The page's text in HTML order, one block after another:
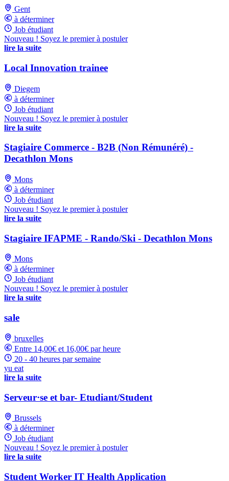
Gent
à déterminer
Job étudiant
Nouveau ! Soyez le premier à postuler
lire la suite
Local Innovation trainee
Diegem
à déterminer
Job étudiant
Nouveau ! Soyez le premier à postuler
lire la suite
Stagiaire Commerce - B2B (Non Rémunéré) -
Decathlon Mons
Mons
à déterminer
Job étudiant
Nouveau ! Soyez le premier à postuler
lire la suite
Stagiaire IFAPME - Rando/Ski - Decathlon Mons
Mons
à déterminer
Job étudiant
Nouveau ! Soyez le premier à postuler
lire la suite
sale
bruxelles
Entre 14,00€ et 16,00€ par heure
20 - 40 heures par semaine
yu eat
lire la suite
Serveur·se et bar- Etudiant/Student
Brussels
à déterminer
Job étudiant
Nouveau ! Soyez le premier à postuler
lire la suite
Student Worker IT Health Application